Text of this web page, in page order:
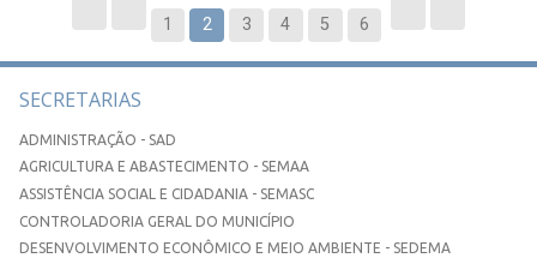
1 2 3 4 5 6
SECRETARIAS
ADMINISTRAÇÃO - SAD
AGRICULTURA E ABASTECIMENTO - SEMAA
ASSISTÊNCIA SOCIAL E CIDADANIA - SEMASC
CONTROLADORIA GERAL DO MUNICÍPIO
DESENVOLVIMENTO ECONÔMICO E MEIO AMBIENTE - SEDEMA